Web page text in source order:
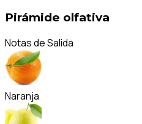
Pirámide olfativa
Notas de Salida
Naranja